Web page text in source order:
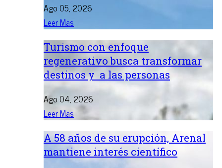
Ago 05, 2026
Leer Mas
Turismo con enfoque
regenerativo busca transformar
destinos y a las personas
Ago 04, 2026
Leer Mas
A 58 años de su erupción, Arenal
mantiene interés científico